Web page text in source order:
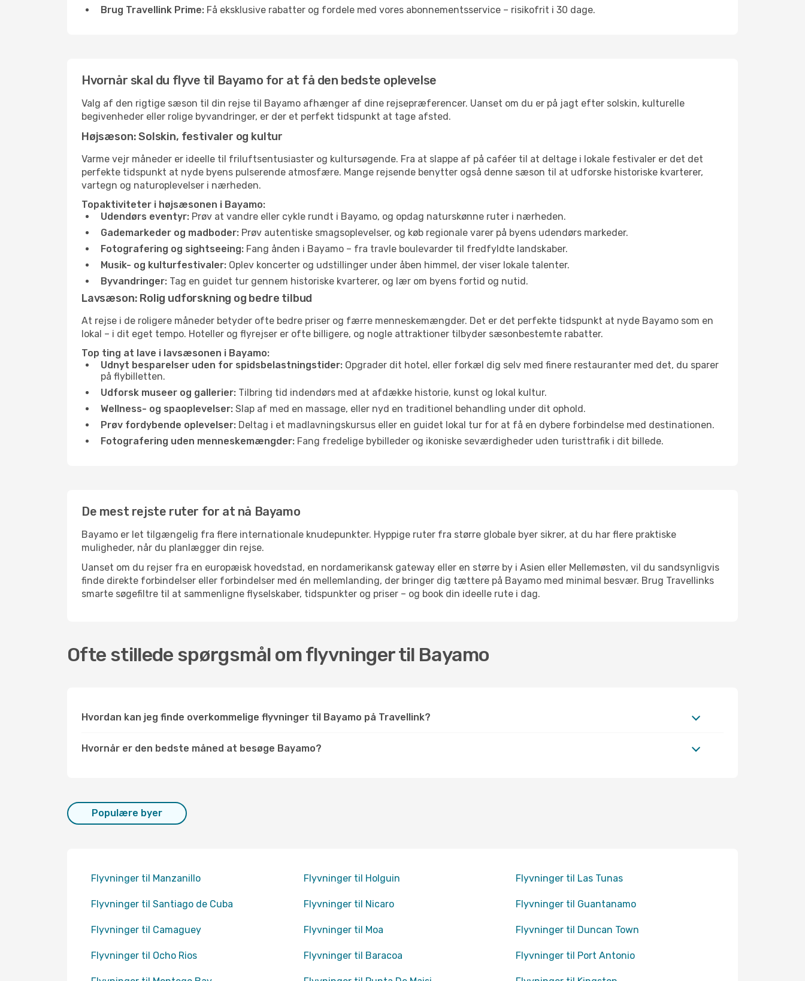
Brug Travellink Prime: Få eksklusive rabatter og fordele med vores abonnementsservice – risikofrit i 30 dage.
Hvornår skal du flyve til Bayamo for at få den bedste oplevelse
Valg af den rigtige sæson til din rejse til Bayamo afhænger af dine rejsepræferencer. Uanset om du er på jagt efter solskin, kulturelle
begivenheder eller rolige byvandringer, er der et perfekt tidspunkt at tage afsted.
Højsæson: Solskin, festivaler og kultur
Varme vejr måneder er ideelle til friluftsentusiaster og kultursøgende. Fra at slappe af på caféer til at deltage i lokale festivaler er det det
perfekte tidspunkt at nyde byens pulserende atmosfære. Mange rejsende benytter også denne sæson til at udforske historiske kvarterer,
vartegn og naturoplevelser i nærheden.
Topaktiviteter i højsæsonen i Bayamo:
Udendørs eventyr: Prøv at vandre eller cykle rundt i Bayamo, og opdag naturskønne ruter i nærheden.
Gademarkeder og madboder: Prøv autentiske smagsoplevelser, og køb regionale varer på byens udendørs markeder.
Fotografering og sightseeing: Fang ånden i Bayamo – fra travle boulevarder til fredfyldte landskaber.
Musik- og kulturfestivaler: Oplev koncerter og udstillinger under åben himmel, der viser lokale talenter.
Byvandringer: Tag en guidet tur gennem historiske kvarterer, og lær om byens fortid og nutid.
Lavsæson: Rolig udforskning og bedre tilbud
At rejse i de roligere måneder betyder ofte bedre priser og færre menneskemængder. Det er det perfekte tidspunkt at nyde Bayamo som en
lokal – i dit eget tempo. Hoteller og flyrejser er ofte billigere, og nogle attraktioner tilbyder sæsonbestemte rabatter.
Top ting at lave i lavsæsonen i Bayamo:
Udnyt besparelser uden for spidsbelastningstider: Opgrader dit hotel, eller forkæl dig selv med finere restauranter med det, du sparer
på flybilletten.
Udforsk museer og gallerier: Tilbring tid indendørs med at afdække historie, kunst og lokal kultur.
Wellness- og spaoplevelser: Slap af med en massage, eller nyd en traditionel behandling under dit ophold.
Prøv fordybende oplevelser: Deltag i et madlavningskursus eller en guidet lokal tur for at få en dybere forbindelse med destinationen.
Fotografering uden menneskemængder: Fang fredelige bybilleder og ikoniske seværdigheder uden turisttrafik i dit billede.
De mest rejste ruter for at nå Bayamo
Bayamo er let tilgængelig fra flere internationale knudepunkter. Hyppige ruter fra større globale byer sikrer, at du har flere praktiske
muligheder, når du planlægger din rejse.
Uanset om du rejser fra en europæisk hovedstad, en nordamerikansk gateway eller en større by i Asien eller Mellemøsten, vil du sandsynligvis
finde direkte forbindelser eller forbindelser med én mellemlanding, der bringer dig tættere på Bayamo med minimal besvær. Brug Travellinks
smarte søgefiltre til at sammenligne flyselskaber, tidspunkter og priser – og book din ideelle rute i dag.
Ofte stillede spørgsmål om flyvninger til Bayamo
Hvordan kan jeg finde overkommelige flyvninger til Bayamo på Travellink?
Hvornår er den bedste måned at besøge Bayamo?
Populære byer
Flyvninger til Manzanillo Flyvninger til Holguin Flyvninger til Las Tunas
Flyvninger til Santiago de Cuba Flyvninger til Nicaro Flyvninger til Guantanamo
Flyvninger til Camaguey Flyvninger til Moa Flyvninger til Duncan Town
Flyvninger til Ocho Rios Flyvninger til Baracoa Flyvninger til Port Antonio